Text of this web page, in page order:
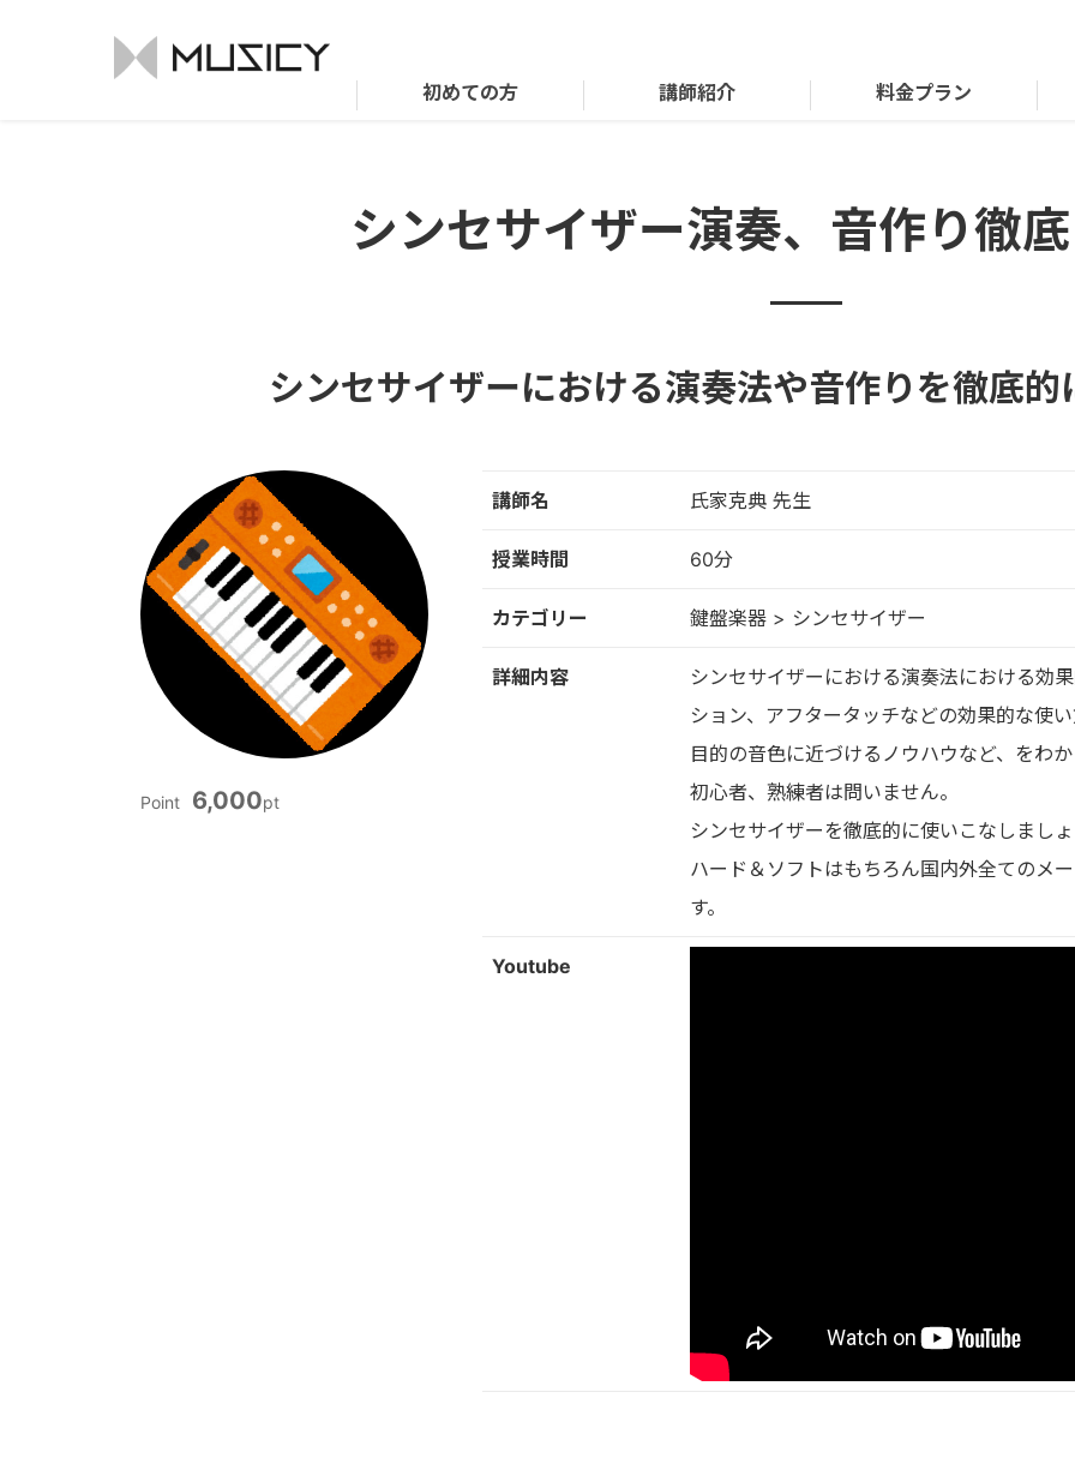
初めての方 講師紹介 料金プラン
シンセサイザー演奏、音作り徹
シンセサイザーにおける演奏法や音作りを徹底的
Point 6,000pt
講師名 氏家克典 先生
授業時間 60分
カテゴリー 鍵盤楽器 > シンセサイザー
詳細内容
シンセサイザーにおける演奏法における効
ション、アフタータッチなどの効果的な使
目的の音色に近づけるノウハウなど、をわか
初心者、熟練者は問いません。
シンセサイザーを徹底的に使いこなしましょ
ハード＆ソフトはもちろん国内外全てのメ
す。
Youtube